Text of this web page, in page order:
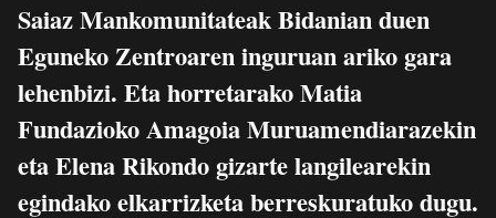
Saiaz Mankomunitateak Bidanian duen
Eguneko Zentroaren inguruan ariko gara
lehenbizi. Eta horretarako Matia
Fundazioko Amagoia Muruamendiarazekin
eta Elena Rikondo gizarte langilearekin
egindako elkarrizketa berreskuratuko dugu.